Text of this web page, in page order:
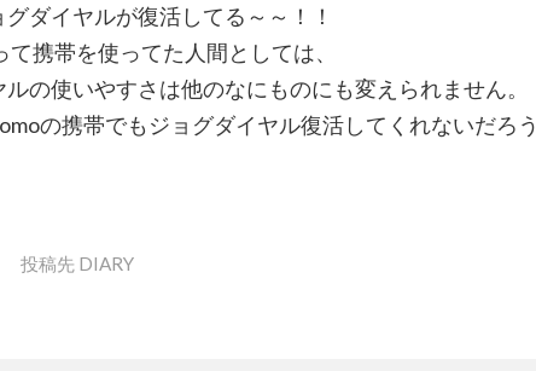
ダイヤルが復活してる～～！！
て携帯を使ってた人間としては、
の使いやすさは他のなにものにも変えられません。
の携帯でもジョグダイヤル復活してくれないだろう
投稿先 DIARY